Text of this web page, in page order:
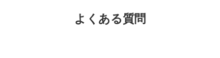
よくある質問